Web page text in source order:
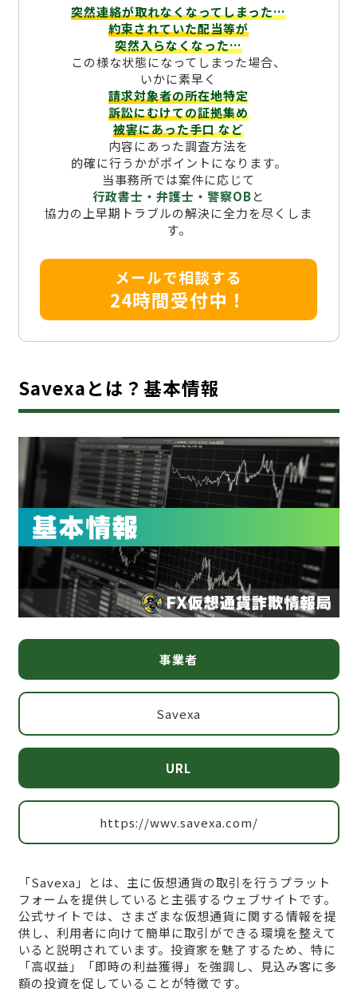
突然連絡が取れなくなってしまった…
約束されていた配当等が
突然入らなくなった…
この様な状態になってしまった場合、
いかに素早く
請求対象者の所在地特定
訴訟にむけての証拠集め
被害にあった手口など
内容にあった調査方法を
的確に行うかがポイントになります。
当事務所では案件に応じて
行政書士・弁護士・警察OBと
協力の上早期トラブルの解決に全力を尽くしま
す。
メールで相談する
24時間受付中！
Savexaとは？基本情報
事業者
Savexa
URL
https://wwv.savexa.com/
「Savexa」とは、主に仮想通貨の取引を行うプラット
フォームを提供していると主張するウェブサイトです。
公式サイトでは、さまざまな仮想通貨に関する情報を提
供し、利用者に向けて簡単に取引ができる環境を整えて
いると説明されています。投資家を魅了するため、特に
「高収益」「即時の利益獲得」を強調し、見込み客に多
額の投資を促していることが特徴です。